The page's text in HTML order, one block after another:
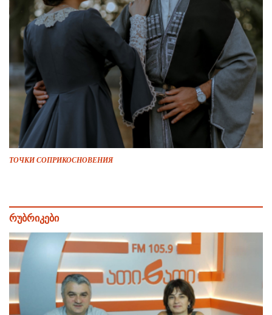
ТОЧКИ СОПРИКОСНОВЕНИЯ
რუბრიკები